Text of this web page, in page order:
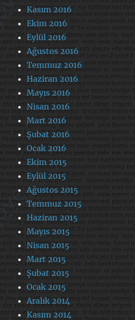
Kasım 2016
Ekim 2016
Eylül 2016
Ağustos 2016
Temmuz 2016
Haziran 2016
Mayıs 2016
Nisan 2016
Mart 2016
Şubat 2016
Ocak 2016
Ekim 2015
Eylül 2015
Ağustos 2015
Temmuz 2015
Haziran 2015
Mayıs 2015
Nisan 2015
Mart 2015
Şubat 2015
Ocak 2015
Aralık 2014
Kasım 2014